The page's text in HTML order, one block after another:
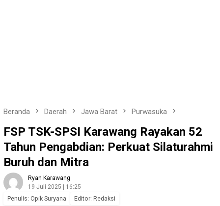
Beranda Daerah Jawa Barat Purwasuka
FSP TSK-SPSI Karawang Rayakan 52
Tahun Pengabdian: Perkuat Silaturahmi
Buruh dan Mitra
Ryan Karawang
19 Juli 2025 | 16:25
Penulis: Opik Suryana Editor: Redaksi